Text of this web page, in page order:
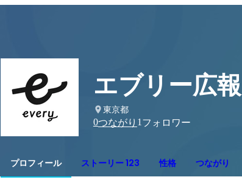
エブリー広報
東京都
0つながり 1 フォロワー
プロフィール ストーリー 123 性格 つながり